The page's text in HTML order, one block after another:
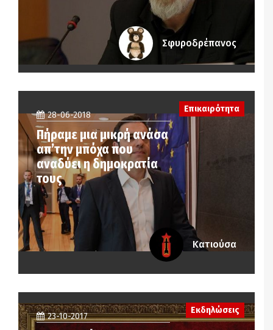
Σφυροδρέπανος
28-06-2018
Πήραμε μια μικρή ανάσα
απ’την μπόχα που
αναδύει η δημοκρατία
τους
Επικαιρότητα
Κατιούσα
23-10-2017
Εκδηλώσεις